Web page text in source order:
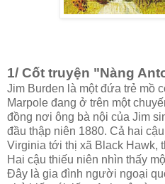
1/ Cốt truyện "Nàng
Jim Burden là một đứa trẻ mồ
Marpole đang ở trên một
đồng nơi ông bà nội của Jim
đầu thập niên 1880. Cả hai
Virginia tới thị xã Black Hawk,
Hai cậu thiếu niên nhìn thấy
Đây là gia đình người ngoại